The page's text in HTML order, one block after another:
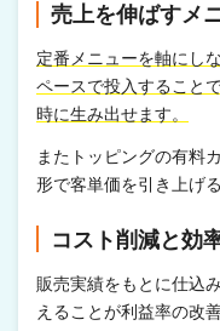
売上を伸ばすメ
定番メニューを軸にし
ペースで投入すること
時に生み出せます。
またトッピングの有料
形で客単価を引き上げ
コスト削減と効
販売実績をもとに仕込
えることが利益率の改